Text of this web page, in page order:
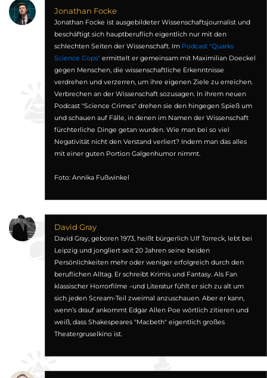
Jonathan Focke
Jonathan Focke ist ausgebildeter Wissenschaftsjournalist und
beschäftigt sich hauptberuflich eigentlich nur mit den
schlechten Seiten der Wissenschaft. Im Podcast "Quarks
Science Cops"ermittelt er gemeinsam mit Maximilian Doeckel
gegen Menschen, die wissenschaftliche Erkenntnisse
verdrehen und verzerren, um ihre eigenen Ziele zu erreichen.
Verbrechen an der Wissenschaft sozusagen. In ihrem neuen
Podcast "Science Crimes" drehen sie den hingegen Spieß um
und schauen auf Fälle, in denen im Namen der Wissenschaft
fürchterliche Dinge getan wurden. Wie man bei so viel
Negativität nicht den Verstand verliert? Indem man das alles
mit einer guten Portion Galgenhumor nimmt.
Foto: Annika Fußwinkel
David Gray
David Gray, geboren 1973, heißt bürgerlich Ulf Torreck, lebt bei
Leipzig und jongliert seit 20 Jahren seine beiden
Persönlichkeiten mehr oder weniger erfolgreich durch den
beruflichen Alltag. Er schreibt Krimis und Fantasy. Als Fan
klassischer Horrorfilme –und Literatur fühlt er sich zu alt um
sich jeden Scream-Teil zweimal anzuschauen. Aber er kann,
wenn’s drauf ankommt Edgar Allen Poe wörtlich zitieren und
weiß, dass Shakespeares "Macbeth" eigentlich großes
Theatergruselkino ist.